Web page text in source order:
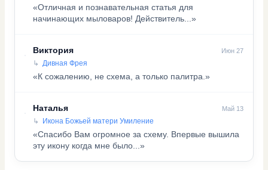
«Отличная и познавательная статья для
начинающих мыловаров! Действитель...»
Виктория Июн 27
Дивная Фрея
«К сожалению, не схема, а только палитра.»
Наталья Май 13
Икона Божьей матери Умиление
«Спасибо Вам огромное за схему. Впервые вышила
эту икону когда мне было...»